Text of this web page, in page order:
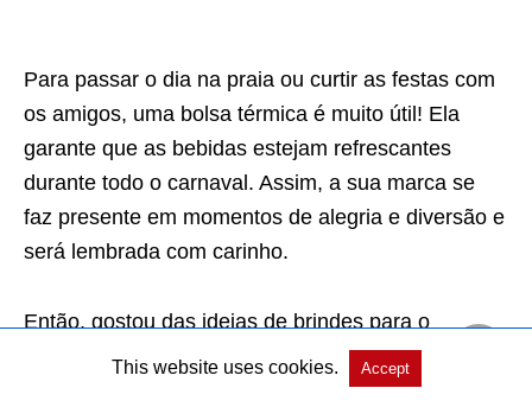
Para passar o dia na praia ou curtir as festas com
os amigos, uma bolsa térmica é muito útil! Ela
garante que as bebidas estejam refrescantes
durante todo o carnaval. Assim, a sua marca se
faz presente em momentos de alegria e diversão e
será lembrada com carinho.
Então, gostou das ideias de brindes para o
carnaval? Aproveite para providenciar logo a
produção desses itens, para que você já tenha
This website uses cookies. Accept